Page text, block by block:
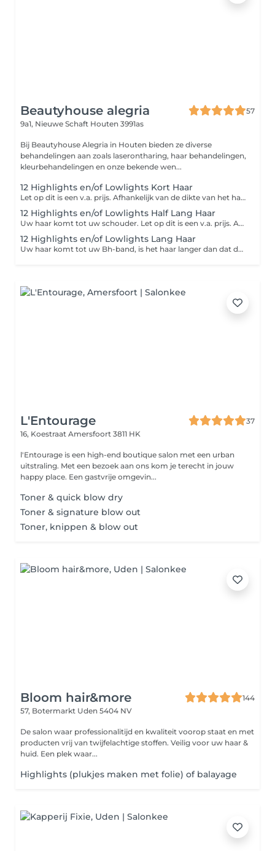
Beautyhouse alegria
57
9a1, Nieuwe Schaft Houten 3991as
Bij Beautyhouse Alegria in Houten bieden ze diverse
behandelingen aan zoals laserontharing, haar behandelingen,
kleurbehandelingen en onze bekende wen...
12 Highlights en/of Lowlights Kort Haar
Let op dit is een v.a. prijs. Afhankelijk van de dikte van het haar
12 Highlights en/of Lowlights Half Lang Haar
Uw haar komt tot uw schouder. Let op dit is een v.a. prijs. Afhankelijk van de dikte van het haar
12 Highlights en/of Lowlights Lang Haar
Uw haar komt tot uw Bh-band, is het haar langer dan dat dan word er een toeslag gerekend. Let op dit is een v.a. prijs. Afhankelijk van de dikte van het haar
L'Entourage
37
16, Koestraat Amersfoort 3811 HK
l'Entourage is een high-end boutique salon met een urban
uitstraling. Met een bezoek aan ons kom je terecht in jouw
happy place. Een gastvrije omgevin...
Toner & quick blow dry
Toner & signature blow out
Toner, knippen & blow out
Bloom hair&more
144
57, Botermarkt Uden 5404 NV
De salon waar professionalitijd en kwaliteit voorop staat en met
producten vrij van twijfelachtige stoffen. Veilig voor uw haar &
huid. Een plek waar...
Highlights (plukjes maken met folie) of balayage